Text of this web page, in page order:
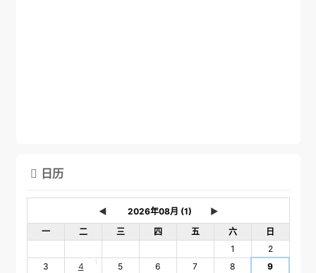
 日历
◄
►
一
二 三 四 五 六
日
1
2
3
4 1 5 6 7 8
9